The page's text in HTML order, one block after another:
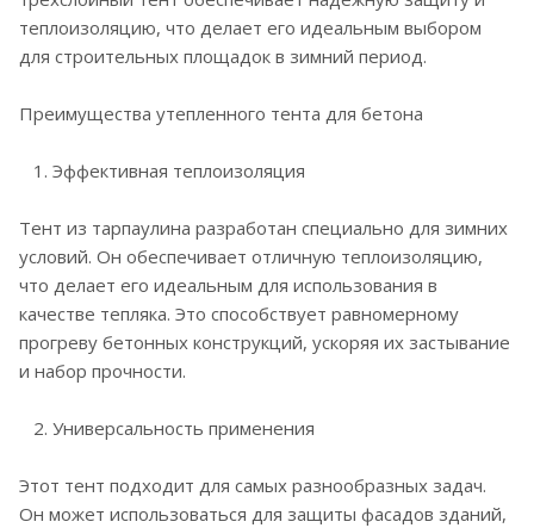
теплоизоляцию, что делает его идеальным выбором
для строительных площадок в зимний период.
Преимущества утепленного тента для бетона
1. Эффективная теплоизоляция
Тент из тарпаулина разработан специально для зимних
условий. Он обеспечивает отличную теплоизоляцию,
что делает его идеальным для использования в
качестве тепляка. Это способствует равномерному
прогреву бетонных конструкций, ускоряя их застывание
и набор прочности.
2. Универсальность применения
Этот тент подходит для самых разнообразных задач.
Он может использоваться для защиты фасадов зданий,